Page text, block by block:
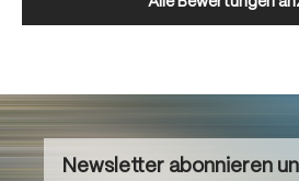
Newsletter abonnieren